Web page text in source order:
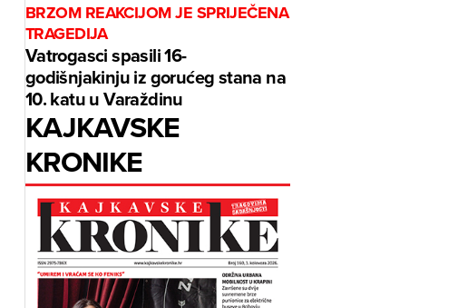
BRZOM REAKCIJOM JE SPRIJEČENA
TRAGEDIJA
Vatrogasci spasili 16-
godišnjakinju iz gorućeg stana na
10. katu u Varaždinu
KAJKAVSKE
KRONIKE